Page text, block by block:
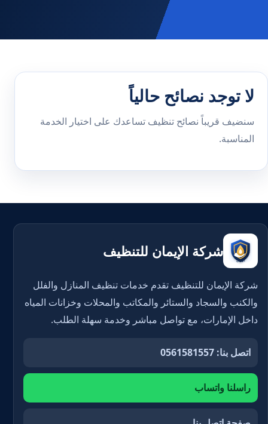
لا توجد نصائح حالياً
سنضيف قريباً نصائح تنظيف تساعدك على اختيار الخدمة
المناسبة.
شركة الإيمان للتنظيف
شركة الإيمان للتنظيف تقدم خدمات تنظيف المنازل والفلل
والكنب والسجاد والستائر والمكاتب والمحلات وخزانات المياه
داخل الإمارات، مع تواصل مباشر وخدمة سهلة الطلب.
اتصل بنا: 0561581557
راسلنا واتساب